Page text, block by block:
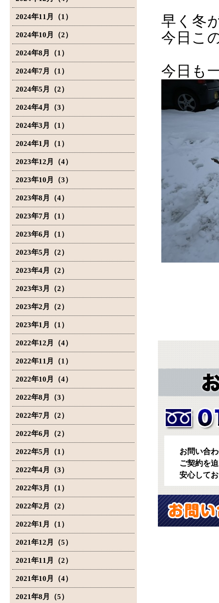
2024年11月（1）
2024年10月（2）
2024年8月（1）
2024年7月（1）
2024年5月（2）
2024年4月（3）
2024年3月（1）
2024年1月（1）
2023年12月（4）
2023年10月（3）
2023年8月（4）
2023年7月（1）
2023年6月（1）
2023年5月（2）
2023年4月（2）
2023年3月（2）
2023年2月（2）
2023年1月（1）
2022年12月（4）
2022年11月（1）
2022年10月（4）
2022年8月（3）
2022年7月（2）
2022年6月（2）
2022年5月（1）
2022年4月（3）
2022年3月（1）
2022年2月（2）
2022年1月（1）
2021年12月（5）
2021年11月（2）
2021年10月（4）
2021年8月（5）
早く冬
今日こ
今日も
お問い合
ご契約を
安心して